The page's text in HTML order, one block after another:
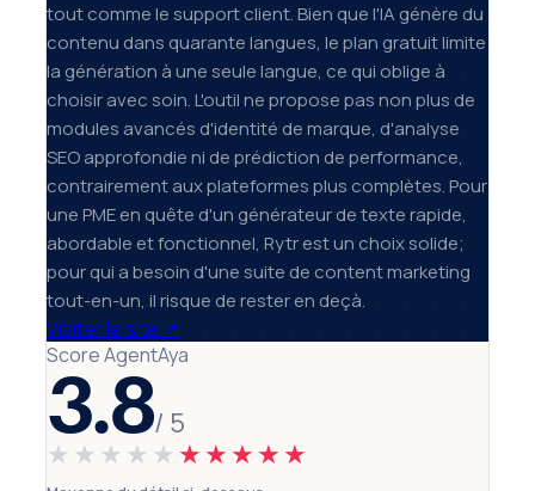
tout comme le support client. Bien que l'IA génère du
contenu dans quarante langues, le plan gratuit limite
la génération à une seule langue, ce qui oblige à
choisir avec soin. L'outil ne propose pas non plus de
modules avancés d'identité de marque, d'analyse
SEO approfondie ni de prédiction de performance,
contrairement aux plateformes plus complètes. Pour
une PME en quête d'un générateur de texte rapide,
abordable et fonctionnel, Rytr est un choix solide;
pour qui a besoin d'une suite de content marketing
tout-en-un, il risque de rester en deçà.
Visiter le site ↗
Score AgentAya
3.8/ 5
★★★★★ ★★★★★